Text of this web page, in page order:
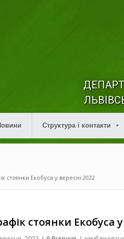
Структура і контакти
стоянки Екобуса у вересні 2022
стоянки Екобуса